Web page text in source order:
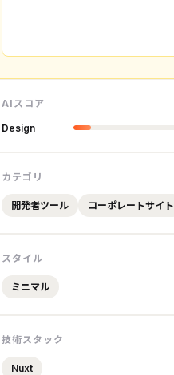
AIスコア
Design
カテゴリ
開発者ツール コーポレートサイト
スタイル
ミニマル
技術スタック
Nuxt